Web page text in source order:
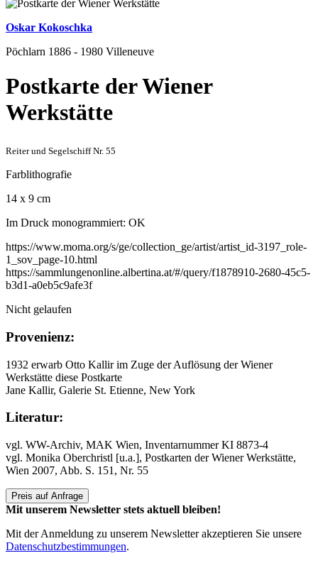
Oskar Kokoschka
Pöchlarn 1886 - 1980 Villeneuve
Postkarte der Wiener
Werkstätte
Reiter und Segelschiff Nr. 55
Farblithografie
14 x 9 cm
Im Druck monogrammiert: OK
https://www.moma.org/s/ge/collection_ge/artist/artist_id-3197_role-
1_sov_page-10.html
https://sammlungenonline.albertina.at/#/query/f1878910-2680-45c5-
b3d1-a0eb5c9afe3f
Nicht gelaufen
Provenienz:
1932 erwarb Otto Kallir im Zuge der Auflösung der Wiener
Werkstätte diese Postkarte
Jane Kallir, Galerie St. Etienne, New York
Literatur:
vgl. WW-Archiv, MAK Wien, Inventarnummer KI 8873-4
vgl. Monika Oberchristl [u.a.], Postkarten der Wiener Werkstätte,
Wien 2007, Abb. S. 151, Nr. 55
Preis auf Anfrage
Mit unserem Newsletter stets aktuell bleiben!
Mit der Anmeldung zu unserem Newsletter akzeptieren Sie unsere
Datenschutzbestimmungen.